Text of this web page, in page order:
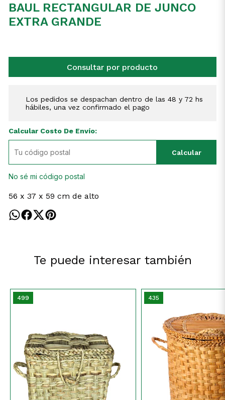
BAUL RECTANGULAR DE JUNCO
EXTRA GRANDE
Consultar por producto
Los pedidos se despachan dentro de las 48 y 72 hs
hábiles, una vez confirmado el pago
Calcular Costo De Envío:
Calcular
No sé mi código postal
56 x 37 x 59 cm de alto
Te puede interesar también
499 435